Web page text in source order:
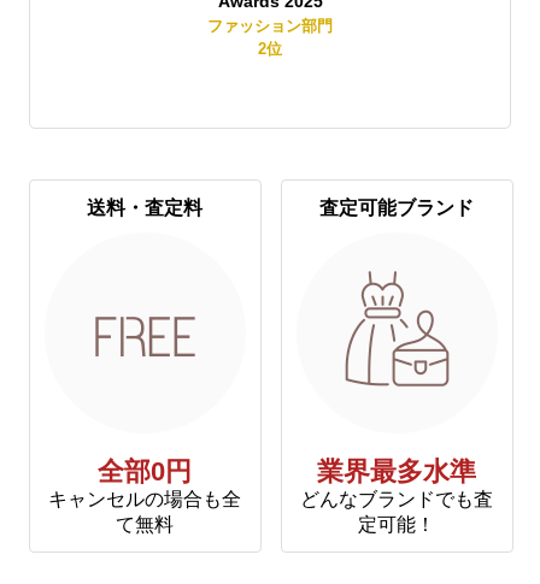
レディースファッション部門
2位
送料・査定料
全部0円
キャンセルの場合も全
て無料
査定可能ブランド
業界最多水準
どんなブランドでも査
定可能！